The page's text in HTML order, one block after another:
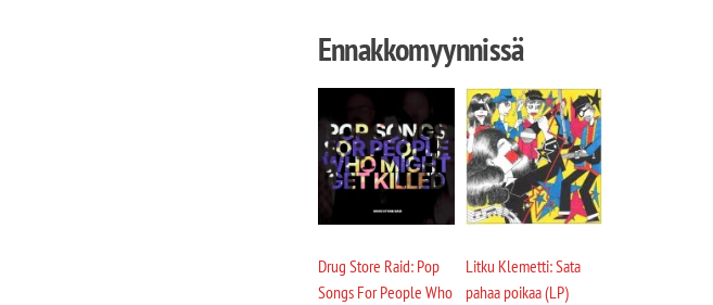
Ennakkomyynnissä
Drug Store Raid: Pop
Songs For People Who
Litku Klemetti: Sata
pahaa poikaa (LP)